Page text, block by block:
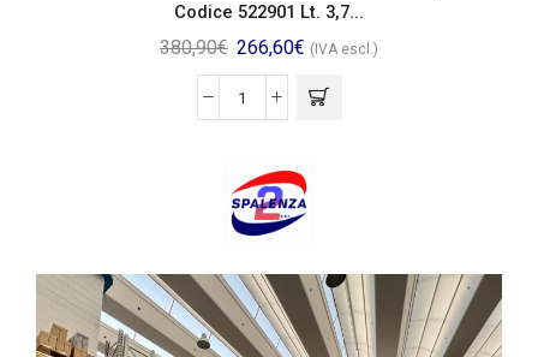
Codice 522901 Lt. 3,7...
380,90€ 266,60€ (IVA escl.)